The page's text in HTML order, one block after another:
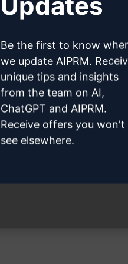
Haga
Paso
Be the first to know
we update AIPRM.
unique tips and insights
from the team on AI,
ChatGPT and AIPRM.
Receive offers you won't
see elsewhere.